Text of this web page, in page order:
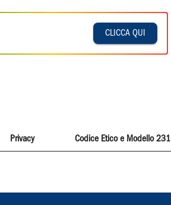
CLICCA QUI
Privacy Codice Etico e Modello 231